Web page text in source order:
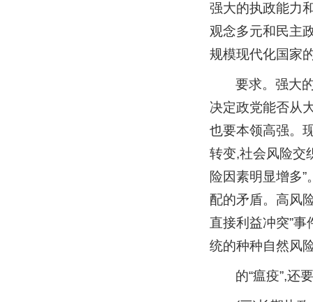
强大的执政能力
观念多元和民主
规模现代化国家
要求。强大
决定政党能否从
也要本领高强。
转变,社会风险交
险因素明显增多
配的矛盾。高风
直接利益冲突”事
统的种种自然风
的“瘟疫”,还